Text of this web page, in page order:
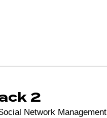
2
Network Management